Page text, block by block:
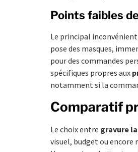
Points faibles
Le principal inconvénient
pose des masques,
pour des commandes
spécifiques propres aux
notamment si la
Comparatif
Le choix entre gravure
visuel, budget ou encore